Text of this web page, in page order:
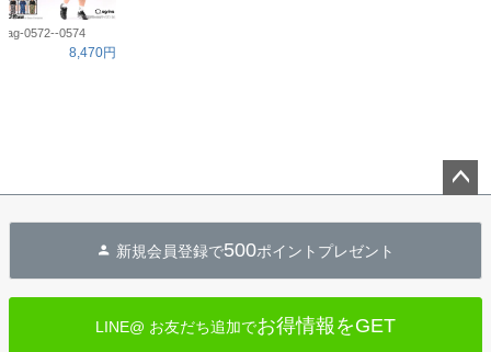
ag-0572--0574
8,470円
へ
新規会員登録で500ポイントプレゼント
LINE@ お友だち追加でお得情報をGET